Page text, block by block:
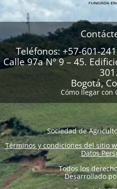
Teléfonos: +57-601-
Calle 97a N° 9 – 45.
301.
Bogotá,
Cómo llegar con
Sociedad de
Términos y condiciones del sitio
Datos
Todos los
Desarrollado